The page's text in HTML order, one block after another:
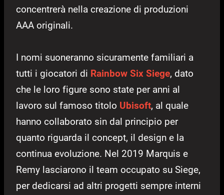
concentrerà nella creazione di produzioni
AAA originali.
I nomi suoneranno sicuramente familiari a
tutti i giocatori di Rainbow Six Siege, dato
che le loro figure sono state per anni al
lavoro sul famoso titolo Ubisoft, al quale
hanno collaborato sin dal principio per
quanto riguarda il concept, il design e la
continua evoluzione. Nel 2019 Marquis e
Remy lasciarono il team occupato su Siege,
per dedicarsi ad altri progetti sempre interni